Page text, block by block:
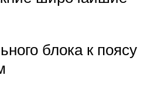
блока к поясу